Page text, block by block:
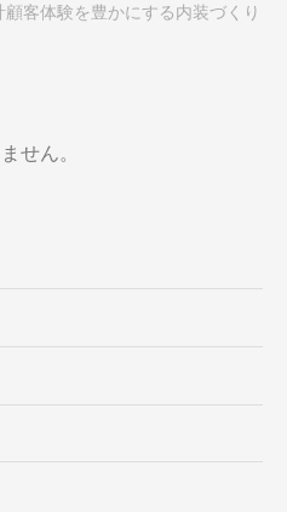
客体験を豊かにする内装づくり
せん。